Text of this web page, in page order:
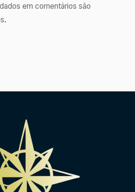
em comentários são
.